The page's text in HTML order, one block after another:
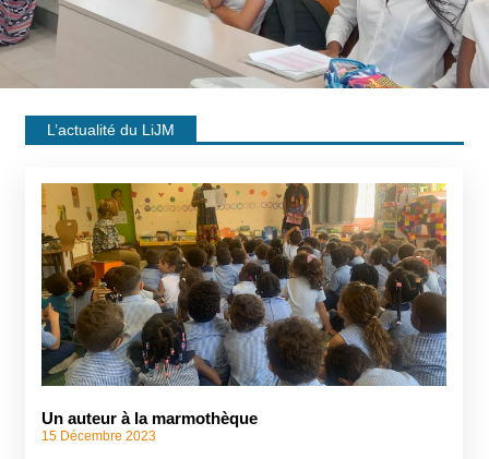
L’actualité du LiJM
Un auteur à la marmothèque
15 Décembre 2023